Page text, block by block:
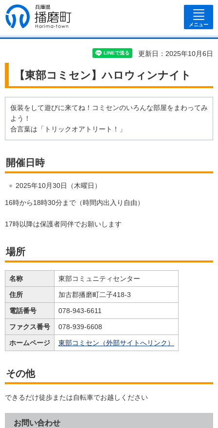
兵庫県 播磨
町
メニュー
更新日：2025年10月6日
【東部コミセン】ハロウィンナイト
仮装をして遊びに来てね！コミセンのいろんな部屋をまわってみ
よう！
合言葉は「トリックオアトリート！」
開催日時
2025年10月30日（木曜日）
16時から18時30分まで（時間内出入り自由）
17時以降は保護者同伴でお願いします
場所
名称 東部コミュニティセンター
住所 加古郡播磨町二子418-3
電話番号 078-943-6611
ファクス番号 078-939-6608
ホームページ 東部コミセン（外部サイトへリンク）
その他
できるだけ徒歩または自転車でお越しください
お問い合わせ